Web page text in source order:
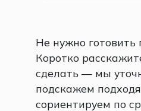
Не нужно готовить
Коротко
сделать — мы
подскажем
сориентируем по